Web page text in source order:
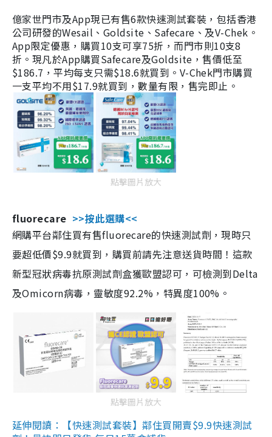
億家世門市及App現已有售6款快速測試套裝，包括香港
公司研發的Wesail、Goldsite、Safecare、及V-Chek。
App限定優惠，購買10支可享75折，而門市則10支8
折。現凡於App購買Safecare及Goldsite，售價低至
$186.7，平均每支只需$18.6就買到。V-Chek門市購買
一支平均不用$17.9就買到，數量有限，售完即止。
點擊圖片放大
fluorecare >>按此選購<<
網購平台鄰住買有售fluorecare的快速測試劑，現時只
要超低價$9.9就買到，購買前請先注意送貨時間！這款
新型冠狀病毒抗原測試劑盒獲歐盟認可，可檢測到Delta
及Omicorn病毒，靈敏度92.2%，特異度100%。
點擊圖片放大
延伸閱讀：【快速測試套裝】鄰住買開賣$9.9快速測試